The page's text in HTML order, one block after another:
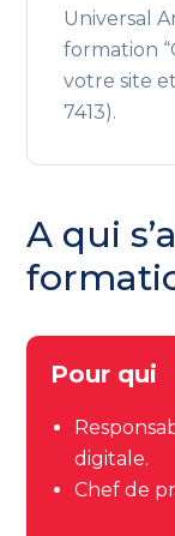
Universal
formation
votre site
7413).
A qui
Pour qui
digitale.
Chef de